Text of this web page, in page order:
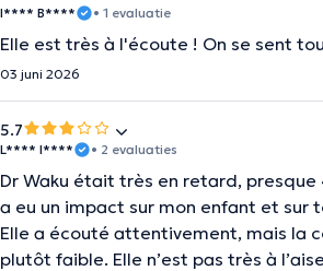
I**** B**** • 1 evaluatie
Elle est très à l'écoute ! On se sent
03 juni 2026
5.7
L**** I**** • 2 evaluaties
Dr Waku était très en retard,
a eu un impact sur mon enfant et sur
Elle a écouté attentivement, mais la
plutôt faible. Elle n’est pas très à